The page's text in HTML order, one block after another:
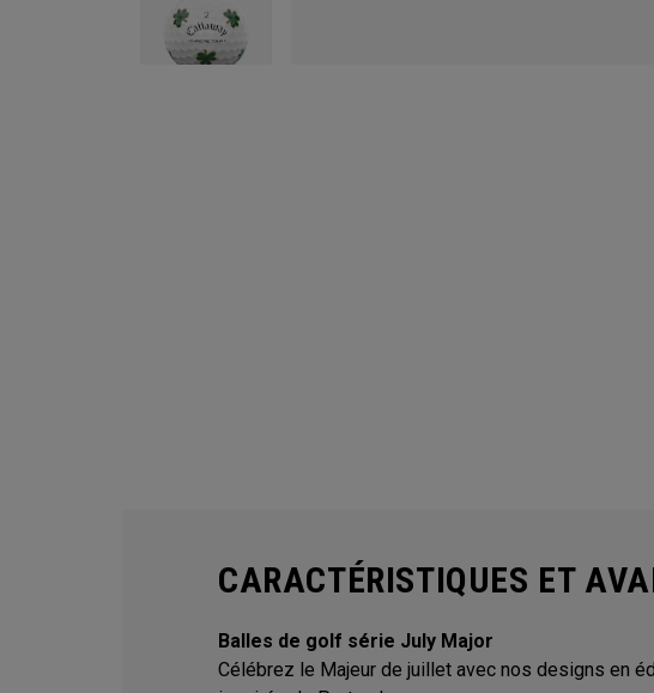
CARACTÉRISTIQUES ET
Balles de golf série July Major
Célébrez le Majeur de juillet avec nos designs en